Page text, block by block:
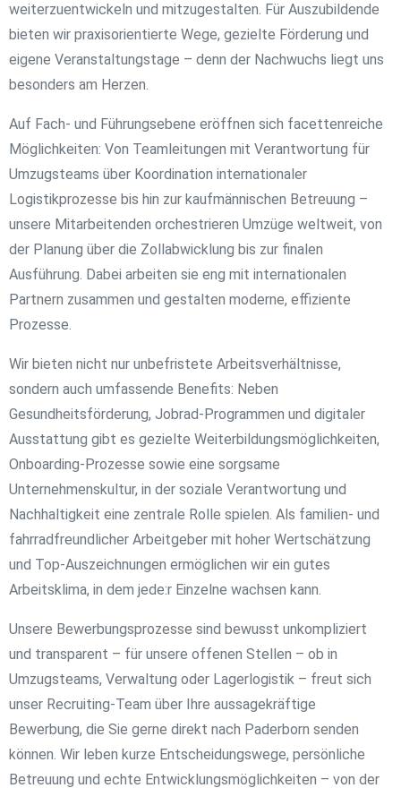
weiterzuentwickeln und mitzugestalten. Für Auszubildende
bieten wir praxisorientierte Wege, gezielte Förderung und
eigene Veranstaltungstage – denn der Nachwuchs liegt uns
besonders am Herzen.
Auf Fach- und Führungsebene eröffnen sich facettenreiche
Möglichkeiten: Von Teamleitungen mit Verantwortung für
Umzugsteams über Koordination internationaler
Logistikprozesse bis hin zur kaufmännischen Betreuung –
unsere Mitarbeitenden orchestrieren Umzüge weltweit, von
der Planung über die Zollabwicklung bis zur finalen
Ausführung. Dabei arbeiten sie eng mit internationalen
Partnern zusammen und gestalten moderne, effiziente
Prozesse.
Wir bieten nicht nur unbefristete Arbeitsverhältnisse,
sondern auch umfassende Benefits: Neben
Gesundheitsförderung, Jobrad-Programmen und digitaler
Ausstattung gibt es gezielte Weiterbildungsmöglichkeiten,
Onboarding-Prozesse sowie eine sorgsame
Unternehmenskultur, in der soziale Verantwortung und
Nachhaltigkeit eine zentrale Rolle spielen. Als familien- und
fahrradfreundlicher Arbeitgeber mit hoher Wertschätzung
und Top-Auszeichnungen ermöglichen wir ein gutes
Arbeitsklima, in dem jede:r Einzelne wachsen kann.
Unsere Bewerbungsprozesse sind bewusst unkompliziert
und transparent – für unsere offenen Stellen – ob in
Umzugsteams, Verwaltung oder Lagerlogistik – freut sich
unser Recruiting-Team über Ihre aussagekräftige
Bewerbung, die Sie gerne direkt nach Paderborn senden
können. Wir leben kurze Entscheidungswege, persönliche
Betreuung und echte Entwicklungsmöglichkeiten – von der